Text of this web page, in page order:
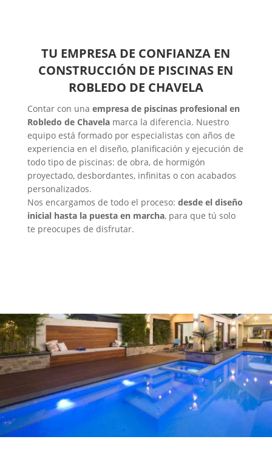
TU EMPRESA DE CONFIANZA EN
CONSTRUCCIÓN DE PISCINAS EN
ROBLEDO DE CHAVELA
Contar con una empresa de piscinas profesional en
Robledo de Chavelamarca la diferencia. Nuestro
equipo está formado por especialistas con años de
experiencia en el diseño, planificación y ejecución de
todo tipo de piscinas: de obra, de hormigón
proyectado, desbordantes, infinitas o con acabados
personalizados.
Nos encargamos de todo el proceso: desde el diseño
inicial hasta la puesta en marcha, para que tú solo
te preocupes de disfrutar.